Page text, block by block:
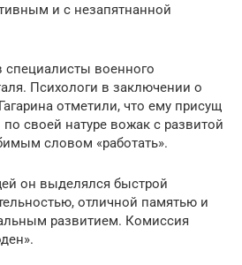
и с незапятнанной
специалисты военного
Психологи в заключении о
отметили, что ему присущ
своей натуре вожак с развитой
словом «работать».
он выделялся быстрой
отличной памятью и
развитием. Комиссия